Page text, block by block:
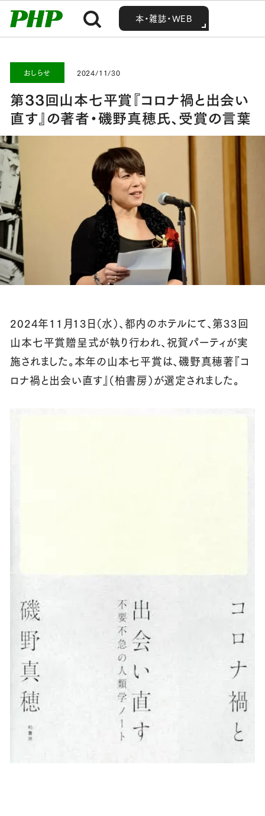
本・雑誌・WEB
本・雑誌・WEB
第33回山本七平賞『コロナ禍と出会い直す』の著者・磯野真穂氏、受賞の言葉
おしらせ 2024/11/30
第33回山本七平賞『コロナ禍と出会い
直す』の著者・磯野真穂氏、受賞の言葉
2024年11月13日（水）、都内のホテルにて、第33回
山本七平賞贈呈式が執り行われ、祝賀パーティが実
施されました。本年の山本七平賞は、磯野真穂著『コ
ロナ禍と出会い直す』（柏書房）が選定されました。